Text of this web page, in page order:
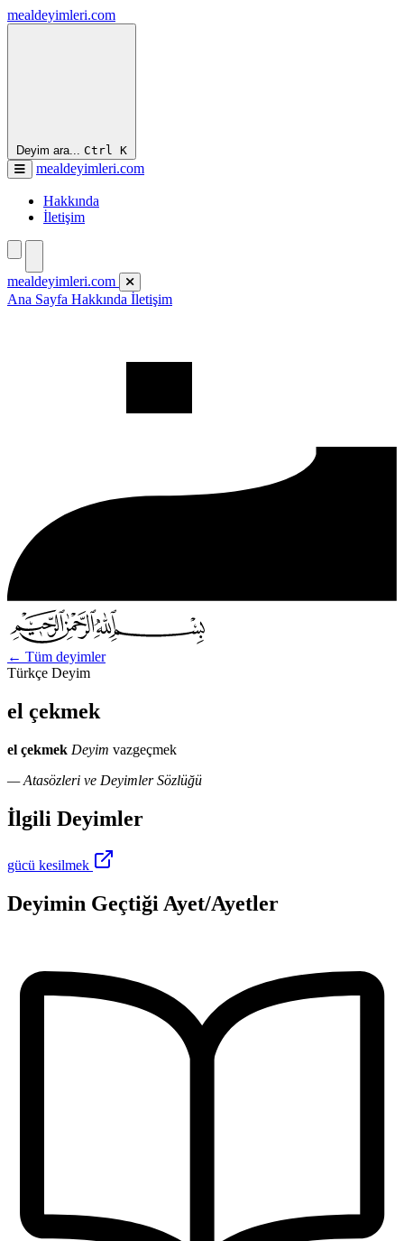
mealdeyimleri.com
Deyim ara... Ctrl K
mealdeyimleri.com
Hakkında
İletişim
mealdeyimleri.com
Ana Sayfa Hakkında İletişim
← Tüm deyimler
Türkçe Deyim
el çekmek
el çekmek Deyim vazgeçmek
— Atasözleri ve Deyimler Sözlüğü
İlgili Deyimler
gücü kesilmek
Deyimin Geçtiği Ayet/Ayetler